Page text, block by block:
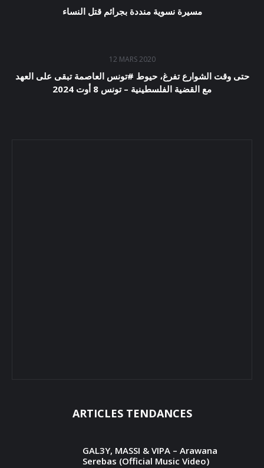
مسيرة نسوية منددة بجرائم قتل النساء
12 MARS 2020
حتى وقت الشوارع تفرغ، حيوط #تونس العاصمة تبقى على العهد
مع القضية الفلسطينية – تونس 8 أوت 2024
ARTICLES TENDANCES
GAL3Y, MASSI & VIPA – Arawana
Serebas (Official Music Video)